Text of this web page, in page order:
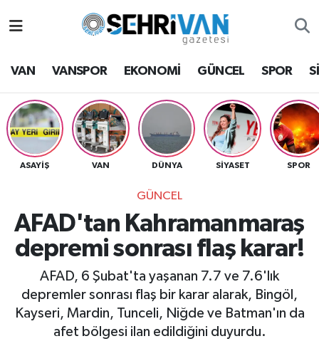
VAN VANSPOR EKONOMİ GÜNCEL SPOR
ASAYİŞ VAN DÜNYA SİYASET SPOR
GÜNCEL
AFAD'tan Kahramanmaraş
depremi sonrası flaş karar!
AFAD, 6 Şubat'ta yaşanan 7.7 ve 7.6'lık
depremler sonrası flaş bir karar alarak, Bingöl,
Kayseri, Mardin, Tunceli, Niğde ve Batman'ın da
afet bölgesi ilan edildiğini duyurdu.
Van Hava Durumu
VAN Namaz Vakitleri
Van Trafik Yoğunluk Haritası
Süper Lig Puan Durumu ve Fikstür
Tüm Manşetler
Son Dakika Haberleri
Haber Arşivi